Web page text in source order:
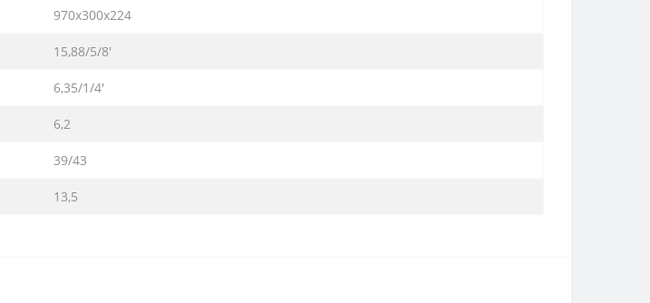
970х300х224
15,88/5/8'
6,35/1/4'
6,2
39/43
13,5